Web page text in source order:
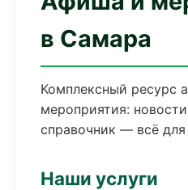
в Самара
Комплексный ресурс
мероприятия:
справочник — всё
Наши услуги